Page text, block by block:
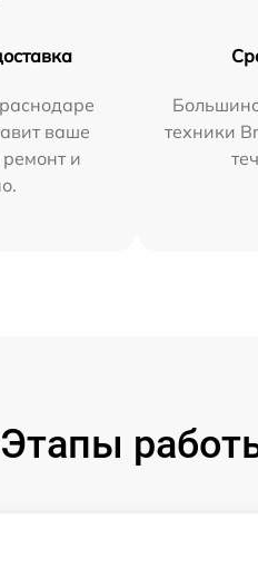
ваше
ремонт и
техники
Этапы